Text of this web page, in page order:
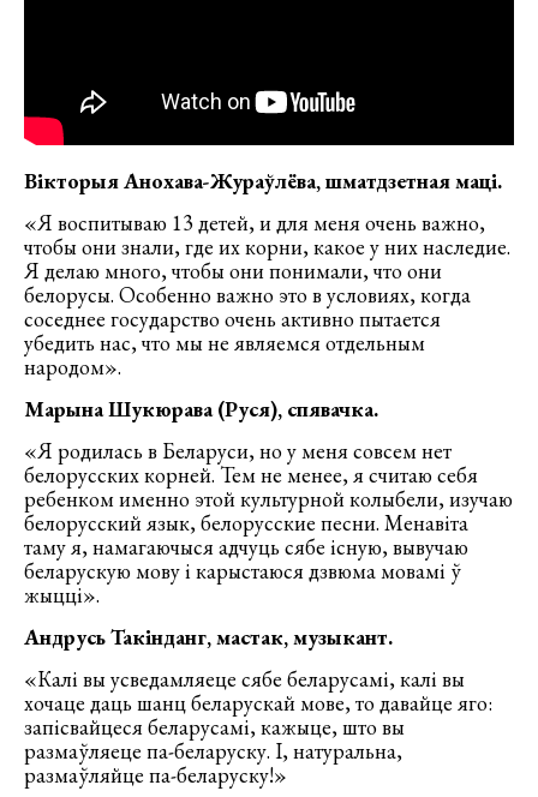
Вікторыя Анохава-Жураўлёва, шматдзетная маці.
«Я воспитываю 13 детей, и для меня очень важно,
чтобы они знали, где их корни, какое у них наследие.
Я делаю много, чтобы они понимали, что они
белорусы. Особенно важно это в условиях, когда
соседнее государство очень активно пытается
убедить нас, что мы не являемся отдельным
народом».
Марына Шукюрава (Руся), спявачка.
«Я родилась в Беларуси, но у меня совсем нет
белорусских корней. Тем не менее, я считаю себя
ребенком именно этой культурной колыбели, изучаю
белорусский язык, белорусские песни. Менавіта
таму я, намагаючыся адчуць сябе існую, вывучаю
беларускую мову і карыстаюся дзвюма мовамі ў
жыцці».
Андрусь Такінданг, мастак, музыкант.
«Калі вы усведамляеце сябе беларусамі, калі вы
хочаце даць шанц беларускай мове, то давайце яго:
запісвайцеся беларусамі, кажыце, што вы
размаўляеце па-беларуску. І, натуральна,
размаўляйце па-беларуску!»